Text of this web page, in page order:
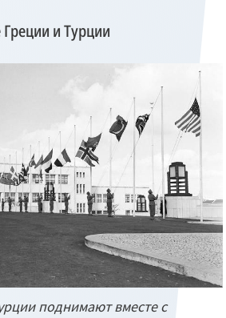
и Турции
поднимают вместе с